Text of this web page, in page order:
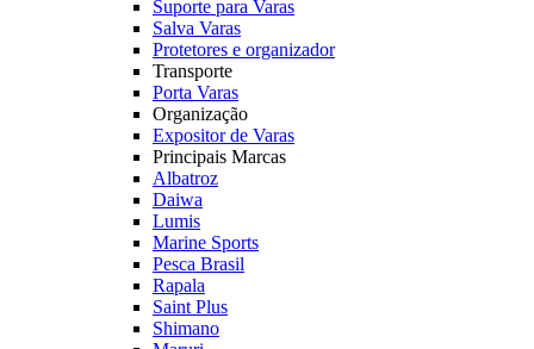
Suporte para Varas
Salva Varas
Protetores e organizador
Transporte
Porta Varas
Organização
Expositor de Varas
Principais Marcas
Albatroz
Daiwa
Lumis
Marine Sports
Pesca Brasil
Rapala
Saint Plus
Shimano